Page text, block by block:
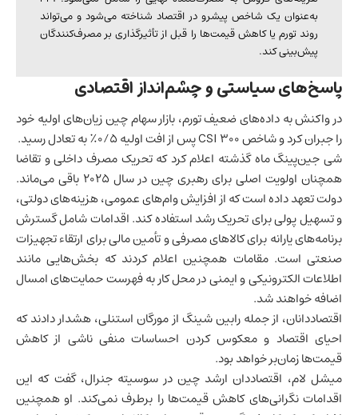
به‌عنوان یک شاخص پیشرو در اقتصاد شناخته می‌شود و می‌تواند
روند تورم یا کاهش قیمت‌ها را قبل از تأثیرگذاری بر مصرف‌کنندگان
پیش‌بینی کند.
پاسخ‌های سیاستی و چشم‌انداز اقتصادی
در واکنش به داده‌های ضعیف تورم، بازار سهام چین زیان‌های اولیه خود
را جبران کرد و شاخص CSI 300 پس از افت اولیه ۰/۵٪ به تعادل رسید.
شی جین‌پینگ ماه گذشته اعلام کرد که تحریک مصرف داخلی و تقاضا
همچنان اولویت اصلی برای رهبری چین در سال ۲۰۲۵ باقی می‌ماند.
دولت تعهد داده است که از افزایش وام‌های عمومی، هزینه‌های دولتی،
و تسهیل پولی برای تحریک رشد استفاده کند. اقدامات شامل گسترش
برنامه‌های یارانه برای کالاهای مصرفی و تأمین مالی برای ارتقاء تجهیزات
صنعتی است. مقامات همچنین اعلام کردند که بخش‌هایی مانند
اطلاعات الکترونیکی و ایمنی در محل کار به فهرست حمایت‌های امسال
اضافه خواهند شد.
اقتصاددانان، از جمله رابین شینگ از مورگان استنلی، هشدار دادند که
احیای اقتصاد و معکوس کردن احساسات منفی ناشی از کاهش
قیمت‌ها زمان‌بر خواهد بود.
میشل لام، اقتصاددان ارشد چین در سوسیته جنرال، گفت که این
اقدامات نگرانی‌های کاهش قیمت‌ها را برطرف نمی‌کند. او همچنین